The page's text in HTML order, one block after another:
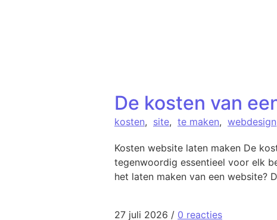
De kosten van
kosten, site, te maken, webdesign
Kosten website laten maken De
tegenwoordig essentieel voor elk
het laten maken van een website?
27 juli 2026 / 0 reacties